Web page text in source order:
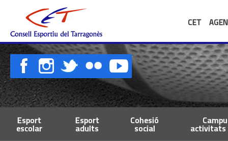
CET
Esport
escolar
Esport
adults
Cohesió
social activitats